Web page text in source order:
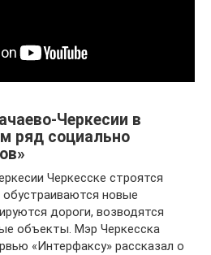
Черкесии в
ряд социально
Черкесске строятся
новые
дороги, возводятся
объекты. Мэр Черкесска
«Интерфаксу» рассказал о